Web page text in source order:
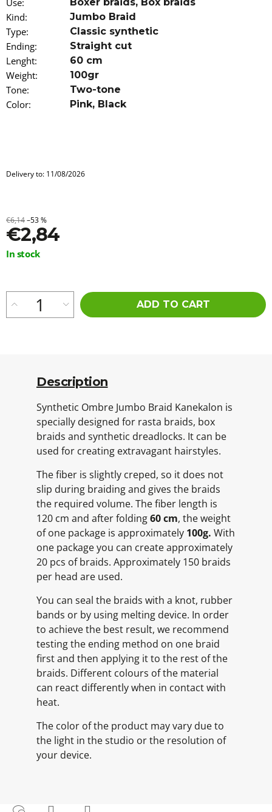
Use:
Kind: Jumbo Braid
Type: Classic synthetic
Ending: Straight cut
Lenght: 60 cm
Weight: 100gr
Tone: Two-tone
Color: Pink, Black
Delivery to: 11/08/2026
€6,14–53 %
€2,84
Measure
In stock
ADD TO CART
Description
Synthetic Ombre Jumbo Braid Kanekalon is
specially designed for rasta braids, box
braids and synthetic dreadlocks. It can be
used for creating extravagant hairstyles.
The fiber is slightly creped, so it does not
slip during braiding and gives the braids
the required volume. The fiber length is
120 cm and after folding60 cm, the weight
of one package is approximately 100g. With
one package you can create approximately
20 pcs of braids. Approximately 150 braids
per head are used.
You can seal the braids with a knot, rubber
bands or by using melting device. In order
to achieve the best result, we recommend
testing the ending method on one braid
first and then applying it to the rest of the
braids. Different colours of the material
can react differently when in contact with
heat.
The color of the product may vary due to
the light in the studio or the resolution of
your device.
o
m
m
e
n
d
100%
JUMBO
Was:
€6,14